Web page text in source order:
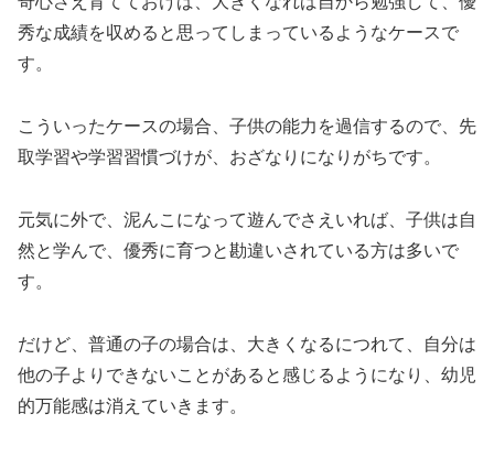
秀な成績を収めると思ってしまっているようなケースで
す。
こういったケースの場合、子供の能力を過信するので、先
取学習や学習習慣づけが、おざなりになりがちです。
元気に外で、泥んこになって遊んでさえいれば、子供は自
然と学んで、優秀に育つと勘違いされている方は多いで
す。
だけど、普通の子の場合は、大きくなるにつれて、自分は
他の子よりできないことがあると感じるようになり、幼児
的万能感は消えていきます。